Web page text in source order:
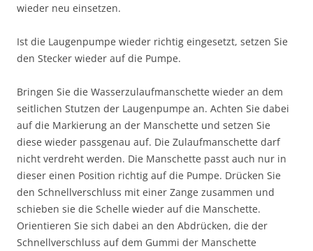
wieder neu einsetzen.
Ist die Laugenpumpe wieder richtig eingesetzt, setzen Sie
den Stecker wieder auf die Pumpe.
Bringen Sie die Wasserzulaufmanschette wieder an dem
seitlichen Stutzen der Laugenpumpe an. Achten Sie dabei
auf die Markierung an der Manschette und setzen Sie
diese wieder passgenau auf. Die Zulaufmanschette darf
nicht verdreht werden. Die Manschette passt auch nur in
dieser einen Position richtig auf die Pumpe. Drücken Sie
den Schnellverschluss mit einer Zange zusammen und
schieben sie die Schelle wieder auf die Manschette.
Orientieren Sie sich dabei an den Abdrücken, die der
Schnellverschluss auf dem Gummi der Manschette